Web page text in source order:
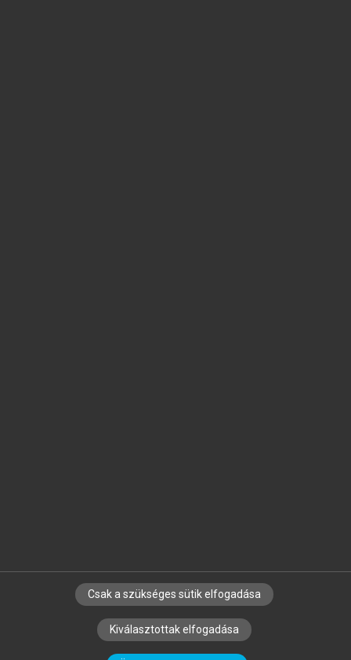
SZERZŐKNEK CÉGEKNEK KÖNYVTÁROSOKNAK
SZERKESZTÉSI ÉS LEKTORÁLÁSI ALAPELVEK
Csak a szükséges sütik elfogadása
Kiválasztottak elfogadása